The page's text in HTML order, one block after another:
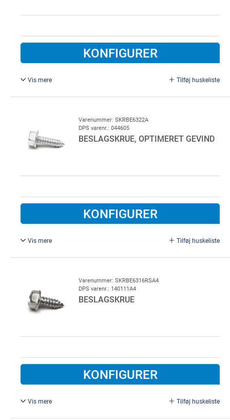
KONFIGURER
Vis mere Tilføj huskeliste
6,3 x 25 mm, Galvaniseret stål. Ny type med forbedret
Varenummer: SKRBE6322A
DPS varenr.: 044605
BESLAGSKRUE, OPTIMERET GEVIND
KONFIGURER
Vis mere Tilføj huskeliste
Varenummer: SKRBE6316RSA4
DPS varenr.: 140111A4
BESLAGSKRUE
KONFIGURER
Vis mere Tilføj huskeliste